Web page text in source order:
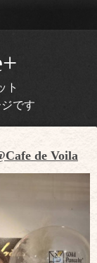
ト
です
de Voila